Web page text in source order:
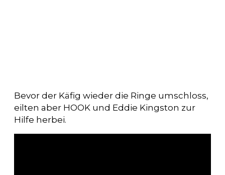
Bevor der Käfig wieder die Ringe umschloss,
eilten aber HOOK und Eddie Kingston zur
Hilfe herbei.